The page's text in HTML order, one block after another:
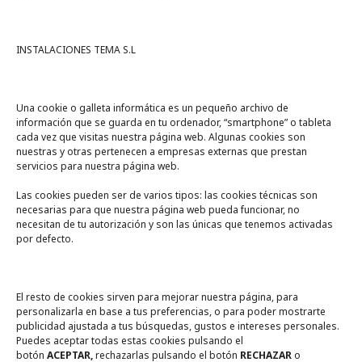
INSTALACIONES TEMA S.L
Una cookie o galleta informática es un pequeño archivo de
información que se guarda en tu ordenador, “smartphone” o tableta
cada vez que visitas nuestra página web. Algunas cookies son
nuestras y otras pertenecen a empresas externas que prestan
servicios para nuestra página web.
Las cookies pueden ser de varios tipos: las cookies técnicas son
necesarias para que nuestra página web pueda funcionar, no
necesitan de tu autorización y son las únicas que tenemos activadas
por defecto.
El resto de cookies sirven para mejorar nuestra página, para
personalizarla en base a tus preferencias, o para poder mostrarte
publicidad ajustada a tus búsquedas, gustos e intereses personales.
Puedes aceptar todas estas cookies pulsando el
botón ACEPTAR,rechazarlas pulsando el botón RECHAZARo
A un click
Tienda online Legal
Política de privacidad